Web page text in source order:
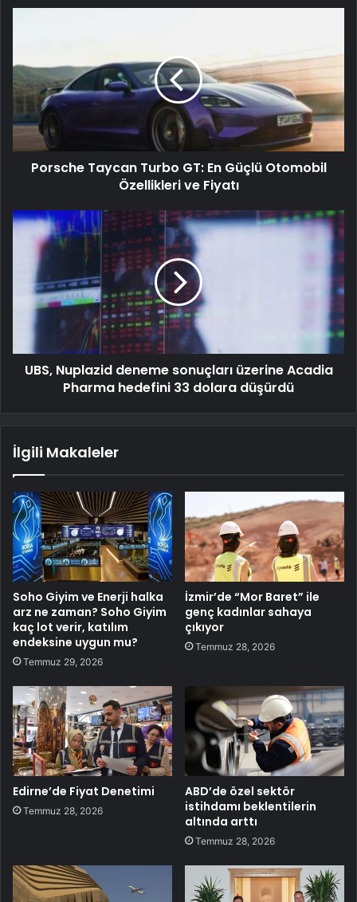
Porsche Taycan Turbo GT: En Güçlü Otomobil
Özellikleri ve Fiyatı
UBS, Nuplazid deneme sonuçları üzerine Acadia
Pharma hedefini 33 dolara düşürdü
İlgili Makaleler
Soho Giyim ve Enerji halka
arz ne zaman? Soho Giyim
kaç lot verir, katılım
endeksine uygun mu?
Temmuz 29, 2026
İzmir’de “Mor Baret” ile
genç kadınlar sahaya
çıkıyor
Temmuz 28, 2026
Edirne’de Fiyat Denetimi
Temmuz 28, 2026
ABD’de özel sektör
istihdamı beklentilerin
altında arttı
Temmuz 28, 2026